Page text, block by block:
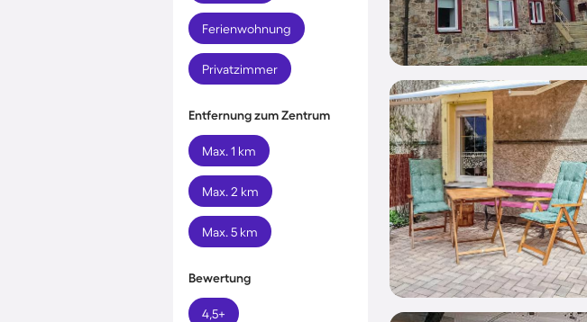
Ferienwohnung
Privatzimmer
Entfernung zum Zentrum
Max. 1 km
Max. 2 km
Max. 5 km
Bewertung
4,5+